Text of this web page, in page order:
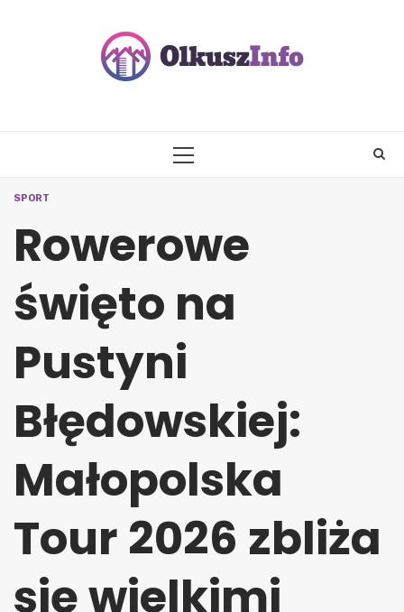
PRIMARY
SPORT
Rowerowe
święto na
Pustyni
Błędowskiej:
Małopolska
Tour 2026 zbliża
się wielkimi